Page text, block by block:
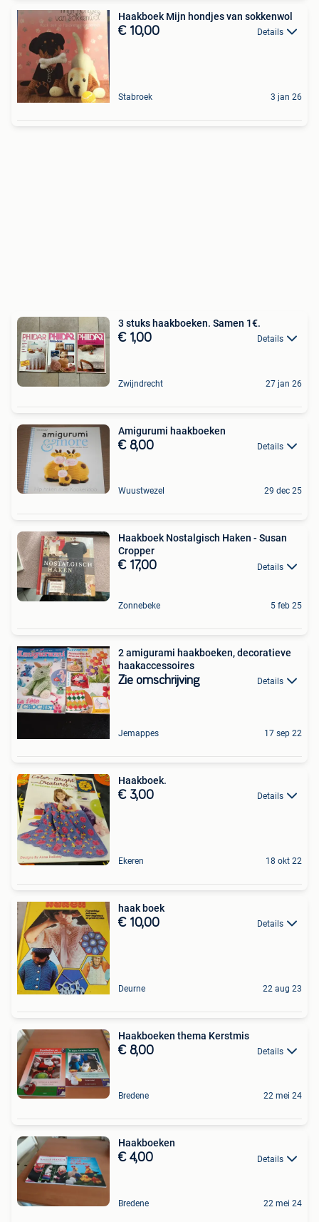
Haakboek Mijn hondjes van sokkenwol
€ 10,00 Details
Stabroek 3 jan 26
3 stuks haakboeken. Samen 1€.
€ 1,00 Details
Zwijndrecht 27 jan 26
Amigurumi haakboeken
€ 8,00 Details
Wuustwezel 29 dec 25
Haakboek Nostalgisch Haken - Susan
Cropper
€ 17,00 Details
Zonnebeke 5 feb 25
2 amigurami haakboeken, decoratieve
haakaccessoires
Zie omschrijving Details
Jemappes 17 sep 22
Haakboek.
€ 3,00 Details
Ekeren 18 okt 22
haak boek
€ 10,00 Details
Deurne 22 aug 23
Haakboeken thema Kerstmis
€ 8,00 Details
Bredene 22 mei 24
Haakboeken
€ 4,00 Details
Bredene 22 mei 24